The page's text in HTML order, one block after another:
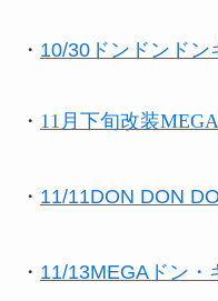
・ 10/30ドンドンドン
・ 11月下旬改装
・ 11/11DON DON
・ 11/13MEGAドン・